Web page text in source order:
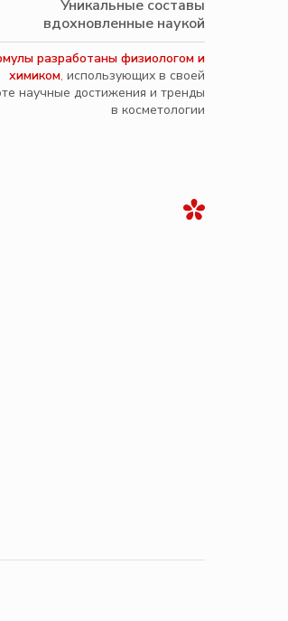
Уникальные составы
вдохновленные наукой
разработаны физиологом и
химиком, использующих в своей
научные достижения и тренды
в косметологии